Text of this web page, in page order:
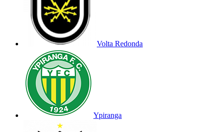
Volta Redonda
Ypiranga